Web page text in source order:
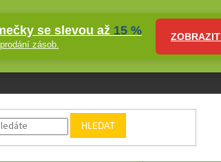
se slevou až 15 %
zásob.
HLEDAT